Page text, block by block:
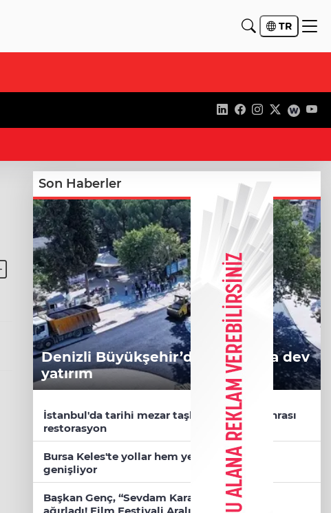
TR
Son Haberler
Denizli Büyükşehir’den Buldan’a dev
yatırım
İstanbul'da tarihi mezar taşlarına saldırı sonrası
restorasyon
Bursa Keles'te yollar hem yenileniyor, hem
genişliyor
Başkan Genç, “Sevdam Karadeniz” ekibini
ağırladı! Film Festivali Aralık’ta